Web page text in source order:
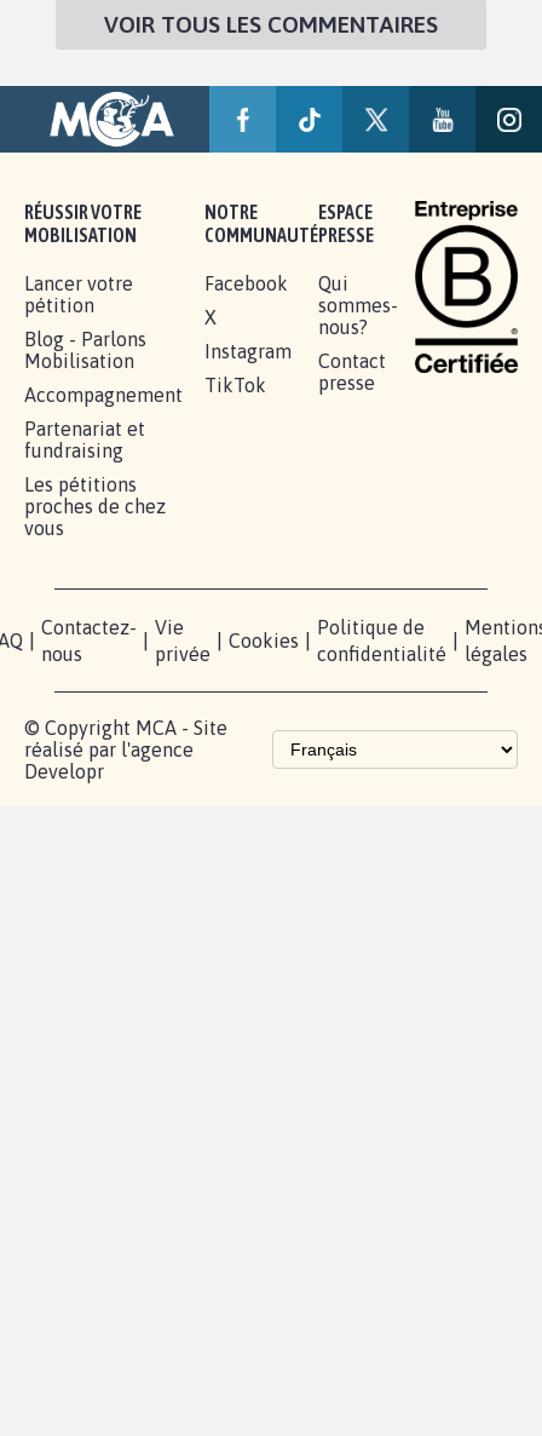
VOIR TOUS LES COMMENTAIRES
RÉUSSIR VOTRE
MOBILISATION
Lancer votre
pétition
Blog - Parlons
Mobilisation
Accompagnement
Partenariat et
fundraising
Les pétitions
proches de chez
vous
NOTRE
COMMUNAUTÉ
Facebook
X
Instagram
TikTok
ESPACE
PRESSE
Qui
sommes-
nous?
Contact
presse
Contactez-
nous
Vie
privée
Cookies
Politique de
confidentialité
légales
© Copyright MCA - Site
réalisé par l'agence
Developr